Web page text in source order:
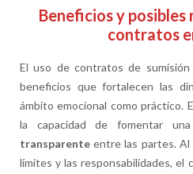
Beneficios y posibles
contratos
El uso de contratos de
beneficios que fortalecen las
ámbito emocional como práctico.
la capacidad de fomentar una
transparenteentre las partes. Al
límites y las responsabilidades,